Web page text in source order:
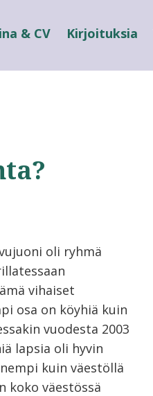
& CV Kirjoituksia
oli ryhmä
vihaiset
osa on köyhiä kuin
vuodesta 2003
lapsia oli hyvin
kuin väestöllä
koko väestössä